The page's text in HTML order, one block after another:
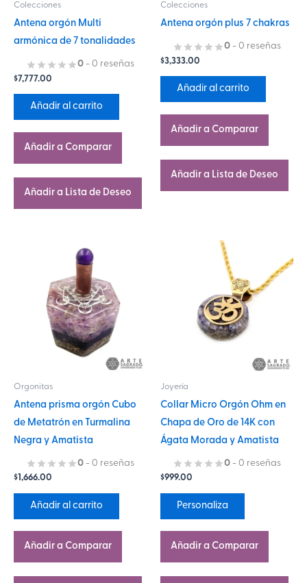
Colecciones
Antena orgón Multi
armónica de 7 tonalidades
0 - 0 reseñas
$7,777.00
Añadir al carrito
Añadir a Comparar
Añadir a Lista de Deseo
Colecciones
Antena orgón plus 7 chakras
0 - 0 reseñas
$3,333.00
Añadir al carrito
Añadir a Comparar
Añadir a Lista de Deseo
Orgonitas
Antena prisma orgón Cubo
de Metatrón en Turmalina
Negra y Amatista
0 - 0 reseñas
$ 1,666.00
Añadir al carrito
Añadir a Comparar
Joyería
Collar Micro Orgón Ohm en
Chapa de Oro de 14K con
Ágata Morada y Amatista
0 - 0 reseñas
$999.00
Personaliza
producto
tiene
múltiples
variantes.
opciones
elegir
en
la
página
Añadir a Comparar